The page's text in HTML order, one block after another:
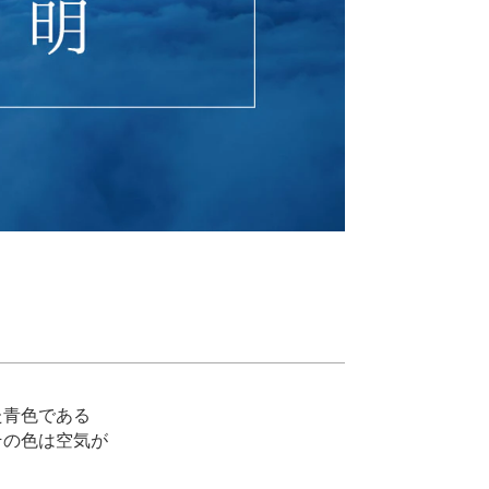
色である
色は空気が